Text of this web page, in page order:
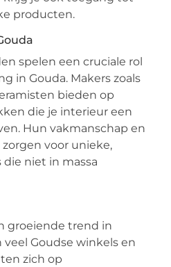
producten.
spelen een cruciale rol
in Gouda. Makers zoals
bieden op
die je interieur een
Hun vakmanschap en
voor unieke,
niet in massa
groeiende trend in
Goudse winkels en
zich op